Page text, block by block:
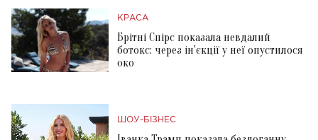
КРАСА
Брітні Спірс показала невдалий
ботокс: через ін'єкції у неї опустилося
око
ШОУ-БІЗНЕС